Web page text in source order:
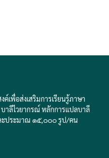
เพื่อส่งเสริมการเรียนรู้ภาษา
าลีไวยากรณ์ หลักการแปลบาลี
ะประมาณ ๑๕,๐๐๐ รูป/คน